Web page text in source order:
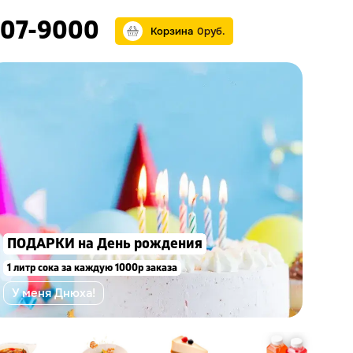
9000 Корзина 0руб.
ПОДАРКИ на День рождения
1 литр сока за каждую 1000р заказа
У меня Днюха!